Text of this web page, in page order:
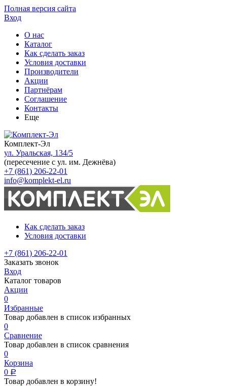
Полная версия сайта
Вход
О нас
Каталог
Как сделать заказ
Условия доставки
Производители
Акции
Партнёрам
Соглашение
Контакты
Еще
Комплект-Эл
ул. Уральская, 134/5
(пересечение с ул. им. Дежнёва)
+7 (861) 206-22-01
info@komplekt-el.ru
Как сделать заказ
Условия доставки
+7 (861) 206-22-01
Заказать звонок
Вход
Каталог товаров
Акции
0
Избранные
Товар добавлен в список избранных
0
Сравнение
Товар добавлен в список сравнения
0
Корзина
0 Р
Товар добавлен в корзину!